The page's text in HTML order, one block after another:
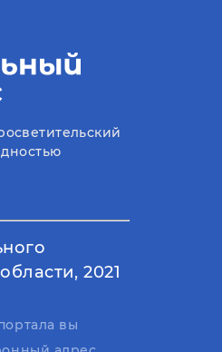
2021
вы